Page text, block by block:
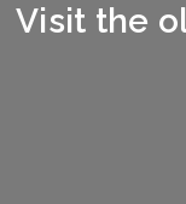
Visit the